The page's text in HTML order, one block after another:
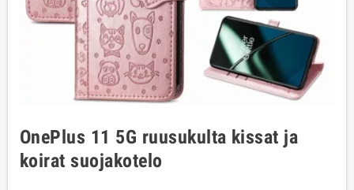
OnePlus 11 5G ruusukulta kissat ja
koirat suojakotelo